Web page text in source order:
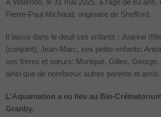
Pierre-Paul Michaud, originaire de Shefford.
Il laisse dans le deuil ses enfants : Joanne
(conjoint), Jean-Marc, ses petits-enfants:
ses frères et sœurs: Monique, Gilles, George,
ainsi que de nombreux autres parents et amis.
L’Aquamation a eu lieu au Bio-
Granby.